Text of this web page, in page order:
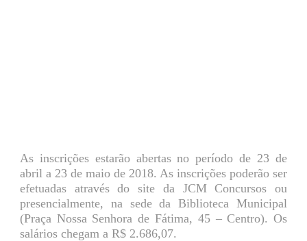
As inscrições estarão abertas no período de 23 de
abril a 23 de maio de 2018. As inscrições poderão ser
efetuadas através do site da JCM Concursos ou
presencialmente, na sede da Biblioteca Municipal
(Praça Nossa Senhora de Fátima, 45 – Centro). Os
salários chegam a R$ 2.686,07.